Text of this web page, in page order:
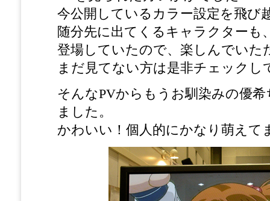
今公開しているカラー設定を飛び
随分先に出てくるキャラクターも
登場していたので、楽しんでいた
まだ見てない方は是非チェックし
そんなPVからもうお馴染みの優
ました。
かわいい！個人的にかなり萌えて